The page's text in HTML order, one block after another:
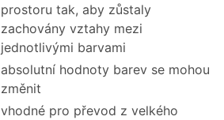
prostoru tak, aby zůstaly
zachovány vztahy mezi
jednotlivými barvami
absolutní hodnoty barev se mohou
změnit
vhodné pro převod z velkého